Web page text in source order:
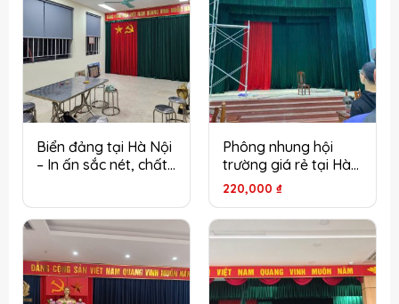
Biển đảng tại Hà Nội
– In ấn sắc nét, chất
Phông nhung hội
trường giá rẻ tại Hà
Nội – Chất lượng tốt,
lắp đặt đúng kỹ
thuật
220,000 ₫